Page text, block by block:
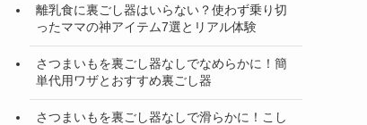
離乳食に裏ごし器はいらない？使わず乗り切
ったママの神アイテム7選とリアル体験
さつまいもを裏ごし器なしでなめらかに！簡
単代用ワザとおすすめ裏ごし器
さつまいもを裏ごし器なしで滑らかに！こし